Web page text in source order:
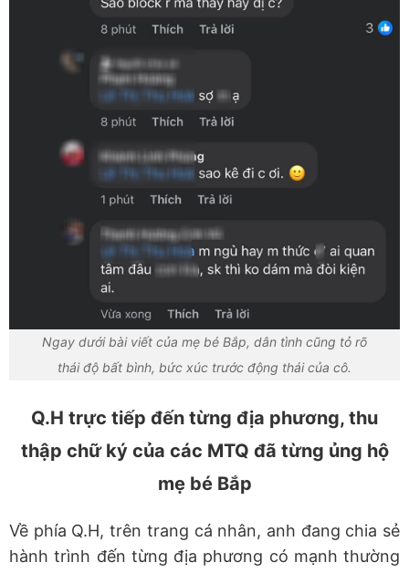
Ngay dưới bài viết của mẹ bé Bắp, dân tình cũng tỏ rõ
thái độ bất bình, bức xúc trước động thái của cô.
Q.H trực tiếp đến từng địa phương, thu
thập chữ ký của các MTQ đã từng ủng hộ
mẹ bé Bắp
Về phía Q.H, trên trang cá nhân, anh đang chia sẻ
hành trình đến từng địa phương có mạnh thường